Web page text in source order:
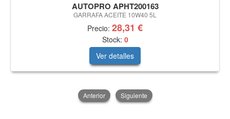
AUTOPRO APHT200163
GARRAFA ACEITE 10W40 5L
Precio: 28,31 €
Stock: 0
Ver detalles
Anterior Siguiente